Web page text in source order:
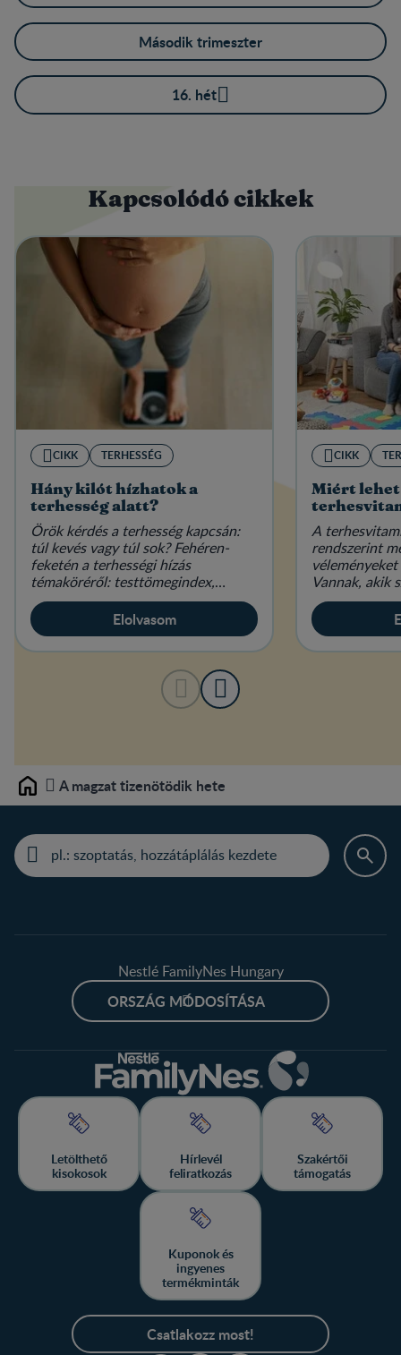
Második trimeszter
16. hét
Kapcsolódó cikkek
CIKK TERHESSÉG
Hány kilót hízhatok a
terhesség alatt?
Örök kérdés a terhesség kapcsán:
túl kevés vagy túl sok? Fehéren-
feketén a terhességi hízás
témaköréről: testtömegindex,
étkezés és életmód várandósan.
Elolvasom
CIKK
Miért lehet
A
rendszerint
Vannak, akik
mások hallani
Home A magzat tizenötödik hete
Nestlé FamilyNes Hungary
ORSZÁG MÓDOSÍTÁSA
Letölthető
kisokosok
Hírlevél
feliratkozás
Szakértői
támogatás
Kuponok és
ingyenes
termékminták
Csatlakozz most!